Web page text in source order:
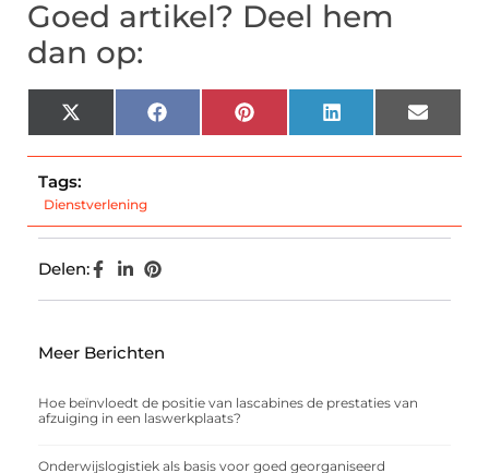
Goed artikel? Deel hem
dan op:
X
(Twitter)
Facebook Pinterest LinkedIn Email
Tags:
Dienstverlening
Delen:
Meer Berichten
Hoe beïnvloedt de positie van lascabines de prestaties van
afzuiging in een laswerkplaats?
Onderwijslogistiek als basis voor goed georganiseerd